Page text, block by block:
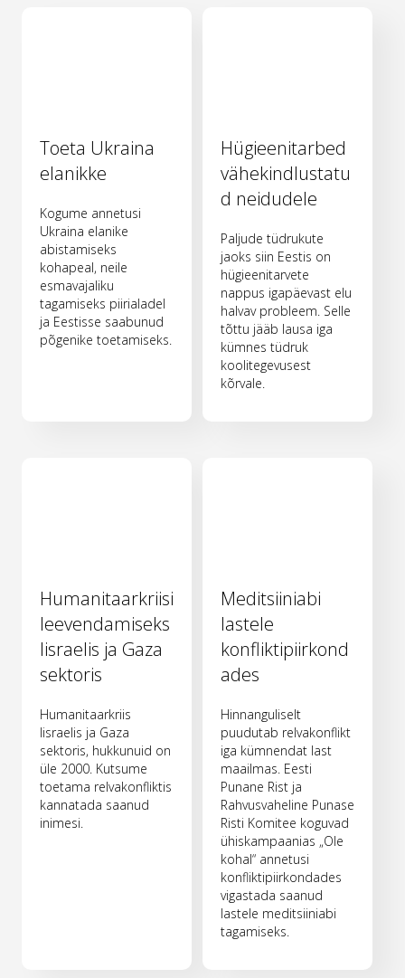
Toeta Ukraina
elanikke
Kogume annetusi
Ukraina elanike
abistamiseks
kohapeal, neile
esmavajaliku
tagamiseks piirialadel
ja Eestisse saabunud
põgenike toetamiseks.
Hügieenitarbed
vähekindlustatu
d neidudele
Paljude tüdrukute
jaoks siin Eestis on
hügieenitarvete
nappus igapäevast elu
halvav probleem. Selle
tõttu jääb lausa iga
kümnes tüdruk
koolitegevusest
kõrvale.
Humanitaarkriisi
leevendamiseks
Iisraelis ja Gaza
sektoris
Humanitaarkriis
Iisraelis ja Gaza
sektoris, hukkunuid on
üle 2000. Kutsume
toetama relvakonfliktis
kannatada saanud
inimesi.
Meditsiiniabi
lastele
konfliktipiirkond
ades
Hinnanguliselt
puudutab relvakonflikt
iga kümnendat last
maailmas. Eesti
Punane Rist ja
Rahvusvaheline Punase
Risti Komitee koguvad
ühiskampaanias „Ole
kohal“ annetusi
konfliktipiirkondades
vigastada saanud
lastele meditsiiniabi
tagamiseks.